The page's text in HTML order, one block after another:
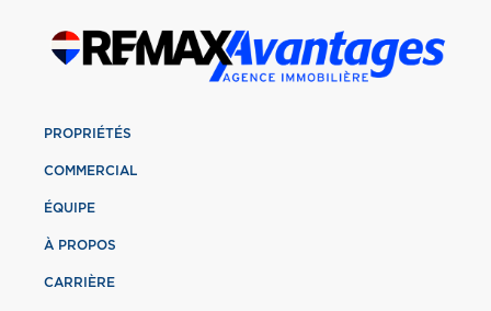
PROPRIÉTÉS
COMMERCIAL
ÉQUIPE
À PROPOS
CARRIÈRE